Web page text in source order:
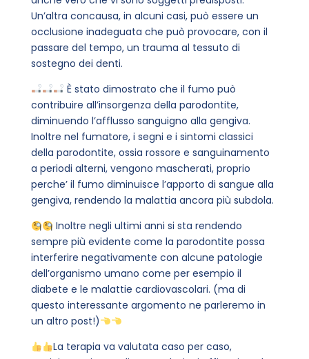
Un’altra concausa, in alcuni casi, può essere un
occlusione inadeguata che può provocare, con il
passare del tempo, un trauma al tessuto di
sostegno dei denti.
È stato dimostrato che il fumo può
contribuire all’insorgenza della parodontite,
diminuendo l’afflusso sanguigno alla gengiva.
Inoltre nel fumatore, i segni e i sintomi classici
della parodontite, ossia rossore e sanguinamento
a periodi alterni, vengono mascherati, proprio
perche’ il fumo diminuisce l’apporto di sangue alla
gengiva, rendendo la malattia ancora più subdola.
Inoltre negli ultimi anni si sta rendendo
sempre più evidente come la parodontite possa
interferire negativamente con alcune patologie
dell’organismo umano come per esempio il
diabete e le malattie cardiovascolari. (ma di
questo interessante argomento ne parleremo in
un altro post!)
La terapia va valutata caso per caso,